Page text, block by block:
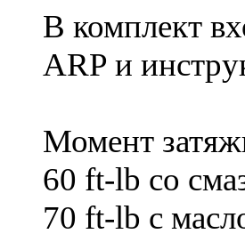
В комплект
ARP и
Момент
60 ft-lb со
70 ft-lb с